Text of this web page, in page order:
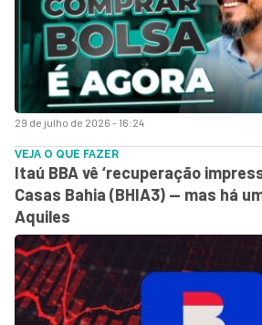
29 de julho de 2026 - 16:24
VEJA O QUE FAZER
Itaú BBA vê ‘recuperação
Casas Bahia (BHIA3) — mas há
Aquiles